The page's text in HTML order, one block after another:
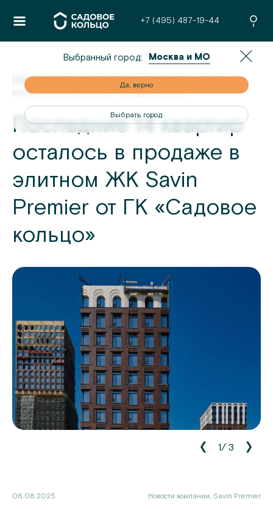
+7 (495) 487-19-44
Главная/Новости/Последние 14 квартир осталось в продаже в
элитном ЖК Savin Premier от ГК «Садовое кольцо»
Последние 14 квартир
осталось в продаже в
элитном ЖК Savin
Premier от ГК «Садовое
кольцо»
1/ 3
06.08.2025 Новости компании, Savin Premier
Выбранный город: Москва и МО
Да, верно
Выбрать город